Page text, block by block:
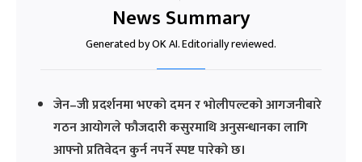
News Summary
Generated by OK AI. Editorially reviewed.
जेन–जी प्रदर्शनमा भएको दमन र भोलीपल्टको आगजनीबारे
गठन आयोगले फौजदारी कसुरमाथि अनुसन्धानका लागि
आफ्नो प्रतिवेदन कुर्न नपर्ने स्पष्ट पारेको छ।